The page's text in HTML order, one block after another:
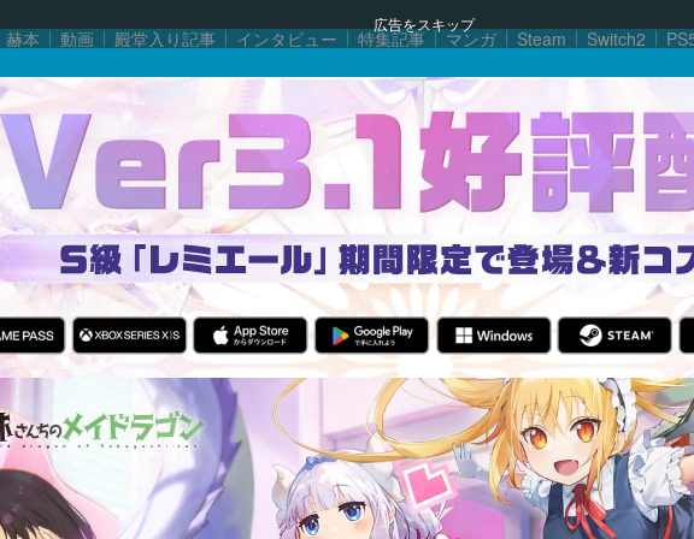
広告をスキップ
赫本 動画 殿堂入り記事 インタビュー 特集記事 マンガ Steam Switch2